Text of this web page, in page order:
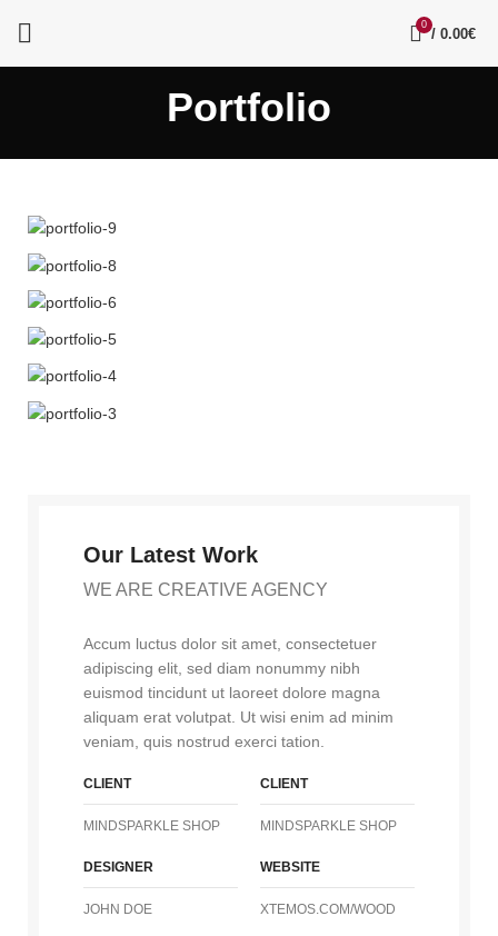
0
/ 0.00€
Portfolio
Our Latest Work
WE ARE CREATIVE AGENCY
Accum luctus dolor sit amet, consectetuer
adipiscing elit, sed diam nonummy nibh
euismod tincidunt ut laoreet dolore magna
aliquam erat volutpat. Ut wisi enim ad minim
veniam, quis nostrud exerci tation.
CLIENT
MINDSPARKLE SHOP
CLIENT
MINDSPARKLE SHOP
DESIGNER
JOHN DOE
WEBSITE
XTEMOS.COM/WOOD